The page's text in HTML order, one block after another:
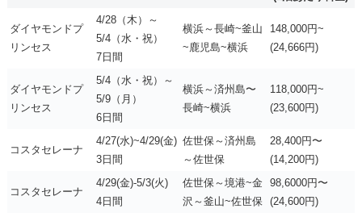
ダイヤモンドプ
リンセス
4/28（木）～
5/4（水・祝）
7日間
横浜～長崎~釜山
~鹿児島~横浜
148,000円~
(24,666円)
ダイヤモンドプ
リンセス
5/4（水・祝）～
5/9（月）
6日間
横浜～済州島〜
長崎~横浜
118,000円~
(23,600円)
コスタセレーナ
4/27(水)~4/29(金)
3日間
佐世保～済州島
～佐世保
28,400円〜
(14,200円)
コスタセレーナ
4/29(金)-5/3(火)
4日間
佐世保～境港~金
沢～釜山~佐世保
98,6000円〜
(24,600円)